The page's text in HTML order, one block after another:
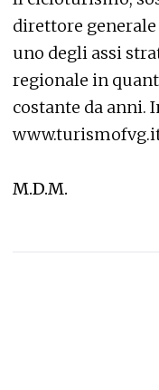
direttore
uno degli assi
regionale in
costante da anni.
M.D.M.